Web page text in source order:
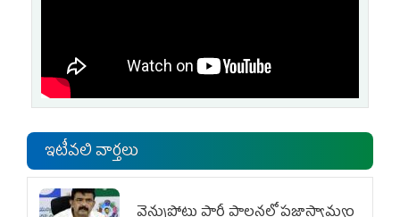
ఇటీవలి వార్తలు